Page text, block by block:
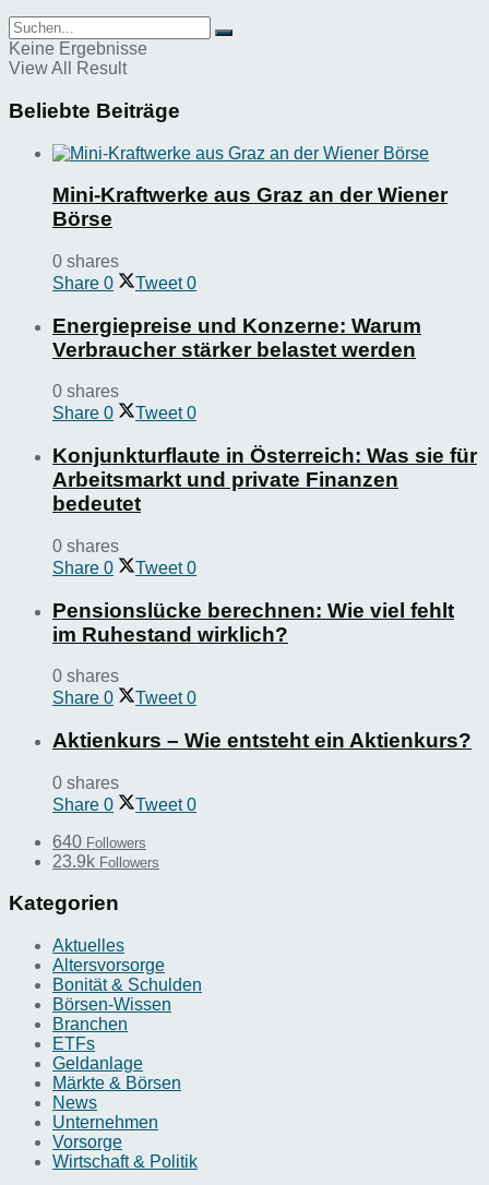
Keine Ergebnisse
View All Result
Beliebte Beiträge
Mini-Kraftwerke aus Graz an der Wiener
Börse
0 shares
Share 0 Tweet 0
Energiepreise und Konzerne: Warum
Verbraucher stärker belastet werden
0 shares
Share 0 Tweet 0
Konjunkturflaute in Österreich: Was sie für
Arbeitsmarkt und private Finanzen
bedeutet
0 shares
Share 0 Tweet 0
Pensionslücke berechnen: Wie viel fehlt
im Ruhestand wirklich?
0 shares
Share 0 Tweet 0
Aktienkurs – Wie entsteht ein Aktienkurs?
0 shares
Share 0 Tweet 0
640 Followers
23.9k Followers
Kategorien
Aktuelles
Altersvorsorge
Bonität & Schulden
Börsen-Wissen
Branchen
ETFs
Geldanlage
Märkte & Börsen
News
Unternehmen
Vorsorge
Wirtschaft & Politik